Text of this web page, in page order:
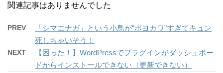
関連記事はありませんでした
PREV
「シマエナガ」という小鳥が“ポヨカワ”すぎてキュン
死しちゃいそう！
NEXT
【困った！】WordPressでプラグインがダッシュボー
ドからインストールできない（更新できない）